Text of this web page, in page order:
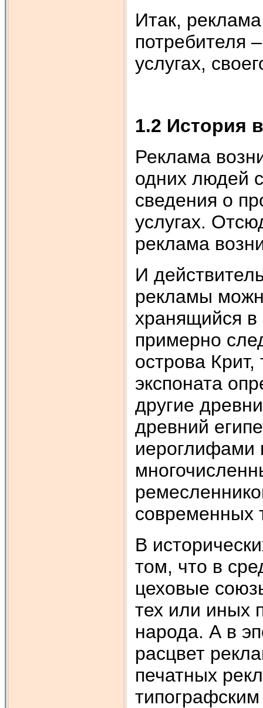
Итак,
потребителя
услугах,
1.2 История
Реклама
одних людей
сведения о
услугах.
реклама
И
рекламы
хранящийся в
примерно
острова
экспоната
другие
древний
иероглифами
современных
В
том, что в
цеховые
тех или иных
народа. А в
расцвет
печатных